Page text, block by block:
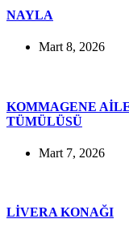
NAYLA
Mart 8, 2026
KOMMAGENE
TÜMÜLÜSÜ
Mart 7, 2026
LİVERA KONAĞI